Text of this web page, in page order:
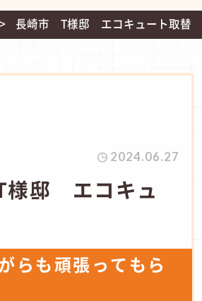
長崎市 T様邸 エコキュート取替
2024.06.27
邸 エコキュ
らも頑張ってもら